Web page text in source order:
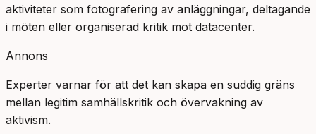
aktiviteter som fotografering av anläggningar, deltagande
i möten eller organiserad kritik mot datacenter.
Annons
Experter varnar för att det kan skapa en suddig gräns
mellan legitim samhällskritik och övervakning av
aktivism.